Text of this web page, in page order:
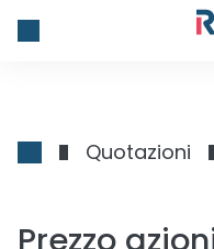
Quotazioni
Prezzo